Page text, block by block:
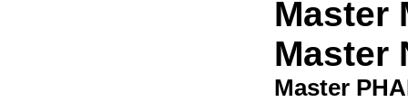
Master
Master
Master